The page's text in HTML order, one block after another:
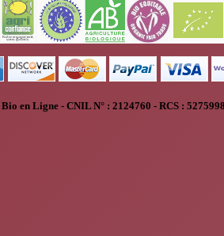
Bio en Ligne - CNIL N° : 2124760 - RCS :